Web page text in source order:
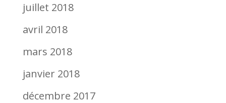
juillet 2018
avril 2018
mars 2018
janvier 2018
décembre 2017